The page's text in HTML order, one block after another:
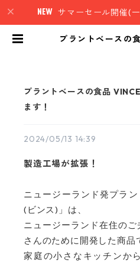
サマーセール開催(
プラントベースの
プラントベースの食品
ます！
2024/05/13 14:39
製造工場が拡張！
ニュージーランド発プラン
( ビンス ) 」は、
ニュージーランド在住の
さんのために開発した商品
家庭の小さなキッチンか